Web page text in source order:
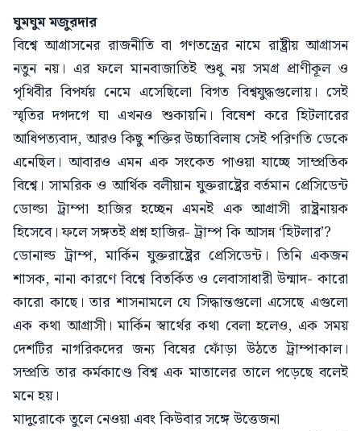
ঘুমঘুম মজুরদার
বিশ্বে আগ্রাসনের রাজনীতি বা গণতন্ত্রের নামে রাষ্ট্রীয় আগ্রাসন
নতুন নয়। এর ফলে মানবাজাতিই শুধু নয় সমগ্র প্রাণীকূল ও
পৃথিবীর বিপর্যয় নেমে এসেছিলো বিগত বিশ্বযুদ্ধগুলোয়। সেই
স্মৃতির দগদগে ঘা এখনও শুকায়নি। বিষেশ করে হিটলারের
আধিপত্যবাদ, আরও কিছু শক্তির উচ্চাবিলাষ সেই পরিণতি ডেকে
এনেছিল। আবারও এমন এক সংকেত পাওয়া যাচ্ছে সাম্প্রতিক
বিশ্বে। সামরিক ও আর্থিক বলীয়ান যুক্তরাষ্ট্রের বর্তমান প্রেসিডেন্ট
ডোল্ডা ট্রাম্পা হাজির হচ্ছেন এমনই এক আগ্রাসী রাষ্ট্রনায়ক
হিসেবে। ফলে সঙ্গতই প্রশ্ন হাজির- ট্রাম্প কি আসন্ন ‘হিটলার’?
ডোনাল্ড ট্রাম্প, মার্কিন যুক্তরাষ্ট্রের প্রেসিডেন্ট। তিনি একজন
শাসক, নানা কারণে বিশ্বে বিতর্কিত ও লেবাসাধারী উন্মাদ- কারো
কারো কাছে। তার শাসনামলে যে সিদ্ধান্তগুলো এসেছে এগুলো
এক কথা আগ্রাসী। মার্কিন স্বার্থের কথা বেলা হলেও, এক সময়
দেশটির নাগরিকদের জন্য বিষের ফোঁড়া উঠতে ট্রাম্পাকাল।
সম্প্রতি তার কর্মকাণ্ডে বিশ্ব এক মাতালের তালে পড়েছে বলেই
মনে হয়।
মাদুরোকে তুলে নেওয়া এবং কিউবার সঙ্গে উত্তেজনা